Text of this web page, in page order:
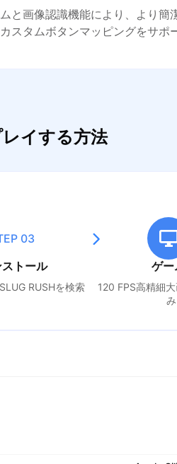
と画像認識機能により、より簡
スタムボタンマッピングをサポ
イする方法
03
トール
RUSHを検索
ゲー
120 FPS高精細